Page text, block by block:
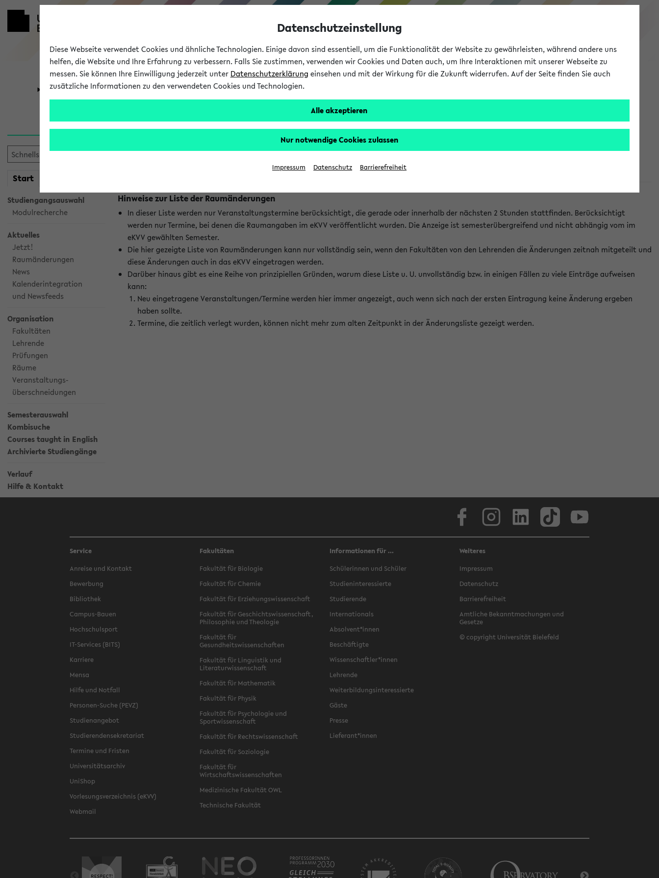
eKVV
Universität Forschung Studium
Start
Studiengangsauswahl
Modulrecherche
Aktuelles
Jetzt!
Raumänderungen
News
Kalenderintegration
und Newsfeeds
Organisation
Fakultäten
Lehrende
Prüfungen
Räume
Veranstaltungs-
überschneidungen
Semesterauswahl
Kombisuche
Courses taught in English
Archivierte Studiengänge
Verlauf
Hilfe & Kontakt
Raumänderungen
Hinweise zur Liste der Raumänderungen
In dieser Liste werden nur Veranstaltungstermine berücksichtigt, die gerade oder innerhalb der nächsten 2 Stunden stattfinden. Berücksichtigt
werden nur Termine, bei denen die Raumangaben im eKVV veröffentlicht wurden. Die Anzeige ist semesterübergreifend und nicht abhängig vom im
eKVV gewählten Semester.
Die hier gezeigte Liste von Raumänderungen kann nur vollständig sein, wenn den Fakultäten von den Lehrenden die Änderungen zeitnah mitgeteilt und
diese Änderungen auch in das eKVV eingetragen werden.
Darüber hinaus gibt es eine Reihe von prinzipiellen Gründen, warum diese Liste u. U. unvollständig bzw. in einigen Fällen zu viele Einträge aufweisen
kann:
Neu eingetragene Veranstaltungen/Termine werden hier immer angezeigt, auch wenn sich nach der ersten Eintragung keine Änderung ergeben
haben sollte.
Termine, die zeitlich verlegt wurden, können nicht mehr zum alten Zeitpunkt in der Änderungsliste gezeigt werden.
Service
Anreise und Kontakt
Bewerbung
Bibliothek
Campus-Bauen
Hochschulsport
IT-Services (BITS)
Karriere
Mensa
Hilfe und Notfall
Personen-Suche (PEVZ)
Studienangebot
Studierendensekretariat
Termine und Fristen
Universitätsarchiv
UniShop
Vorlesungsverzeichnis (eKVV)
Webmail
Fakultäten
Fakultät für Biologie
Fakultät für Chemie
Fakultät für Erziehungswissenschaft
Fakultät für Geschichtswissenschaft,
Philosophie und Theologie
Fakultät für
Gesundheitswissenschaften
Fakultät für Linguistik und
Literaturwissenschaft
Fakultät für Mathematik
Fakultät für Physik
Fakultät für Psychologie und
Sportwissenschaft
Fakultät für Rechtswissenschaft
Fakultät für Soziologie
Fakultät für
Wirtschaftswissenschaften
Medizinische Fakultät OWL
Technische Fakultät
Informationen für ...
Schülerinnen und Schüler
Studieninteressierte
Studierende
Internationals
Absolvent*innen
Beschäftigte
Wissenschaftler*innen
Lehrende
Weiterbildungsinteressierte
Gäste
Presse
Lieferant*innen
Weiteres
Impressum
Datenschutz
Barrierefreiheit
Amtliche Bekanntmachungen und
Gesetze
© copyright Universität Bielefeld
Datenschutzeinstellung
Diese Webseite verwendet Cookies und ähnliche Technologien. Einige davon sind essentiell, um die Funktionalität der Website zu gewährleisten, während andere uns
helfen, die Website und Ihre Erfahrung zu verbessern. Falls Sie zustimmen, verwenden wir Cookies und Daten auch, um Ihre Interaktionen mit unserer Webseite zu
messen. Sie können Ihre Einwilligung jederzeit unter Datenschutzerklärung einsehen und mit der Wirkung für die Zukunft widerrufen. Auf der Seite finden Sie auch
zusätzliche Informationen zu den verwendeten Cookies und Technologien.
Alle akzeptieren
Nur notwendige Cookies zulassen
Impressum Datenschutz Barrierefreiheit